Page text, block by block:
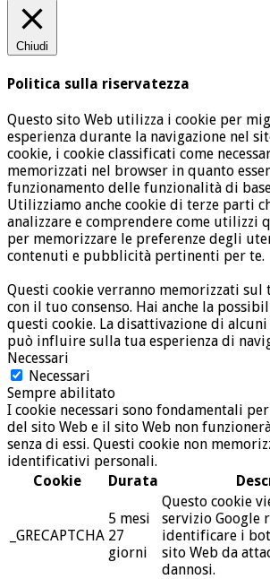
Chiudi
Politica sulla riservatezza
Questo sito Web utilizza i cookie per
esperienza durante la navigazione nel
cookie, i cookie classificati come
memorizzati nel browser in quanto
funzionamento delle funzionalità di
Utilizziamo anche cookie di terze parti
analizzare e comprendere come utilizzi
per memorizzare le preferenze degli
contenuti e pubblicità pertinenti per te.
Questi cookie verranno memorizzati sul
con il tuo consenso. Hai anche la
questi cookie. La disattivazione di
può influire sulla tua esperienza di
Necessari
Necessari
Sempre abilitato
I cookie necessari sono fondamentali
del sito Web e il sito Web non
senza di essi. Questi cookie non
identificativi personali.
Cookie
Durata
_GRECAPTCHA
5 mesi
27
giorni
Questo cookie
servizio Google
identificare i
sito Web da
dannosi.